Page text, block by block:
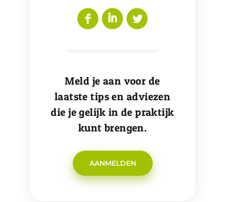
Meld je aan voor de
laatste tips en adviezen
die je gelijk in de praktijk
kunt brengen.
AANMELDEN